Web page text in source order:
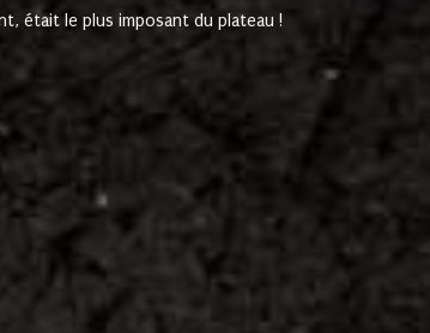
était le plus imposant du plateau !